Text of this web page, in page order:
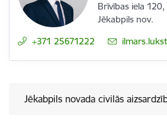
Brīvības iela 120,
Jēkabpils nov.
+371 25671222
E-pasts:
Jēkabpils novada civilās